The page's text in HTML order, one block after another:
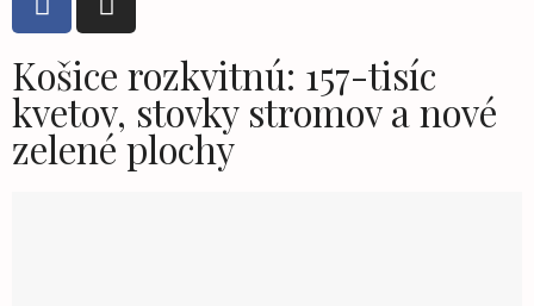
Košice rozkvitnú: 157-tisíc
kvetov, stovky stromov a nové
zelené plochy